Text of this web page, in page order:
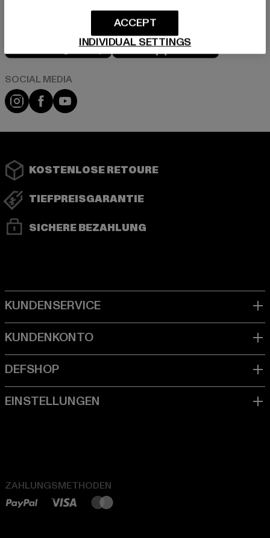
Play market
Instagram
FacebookYouTube
KOSTENLOSE RETOURE
TIEFPREISGARANTIE
SICHERE BEZAHLUNG
ZAHLUNGSMETHODEN
INDIVIDUAL SETTINGS
ACCEPT